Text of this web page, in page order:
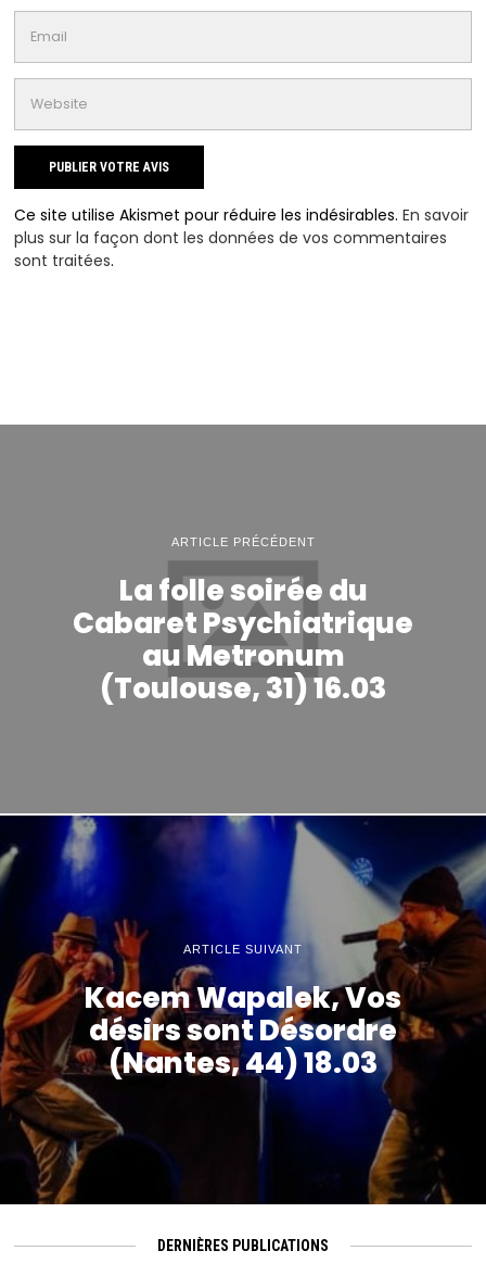
Ce site utilise Akismet pour réduire les indésirables.En savoir
plus sur la façon dont les données de vos commentaires
sont traitées.
ARTICLE PRÉCÉDENT
La folle soirée du
Cabaret Psychiatrique
au Metronum
(Toulouse, 31) 16.03
ARTICLE SUIVANT
Kacem Wapalek, Vos
désirs sont Désordre
(Nantes, 44) 18.03
DERNIÈRES PUBLICATIONS